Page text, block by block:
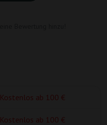
Kostenlos ab 100 €
Kostenlos ab 100 €